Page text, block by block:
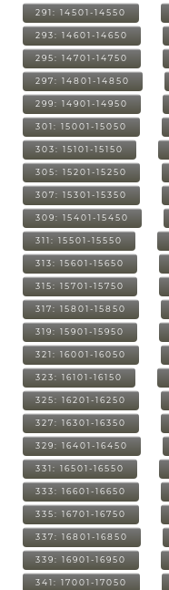
291: 14501-14550
293: 14601-14650
295: 14701-14750
297: 14801-14850
299: 14901-14950
301: 15001-15050
303: 15101-15150
305: 15201-15250
307: 15301-15350
309: 15401-15450
311: 15501-15550
313: 15601-15650
315: 15701-15750
317: 15801-15850
319: 15901-15950
321: 16001-16050
323: 16101-16150
325: 16201-16250
327: 16301-16350
329: 16401-16450
331: 16501-16550
333: 16601-16650
335: 16701-16750
337: 16801-16850
339: 16901-16950
341: 17001-17050